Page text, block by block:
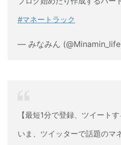
#マネートラック
— みなみん
【最短1分で登録、ツイートす
いま、ツイッターで話題のマ